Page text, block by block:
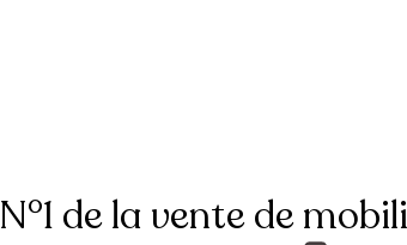
N°1 de la vente de